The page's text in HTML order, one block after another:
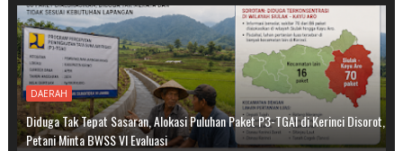
DAERAH
Diduga Tak Tepat Sasaran, Alokasi Puluhan Paket P3-TGAI di Kerinci Disorot,
Petani Minta BWSS VI Evaluasi